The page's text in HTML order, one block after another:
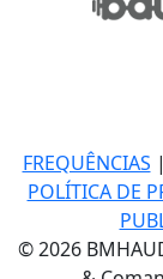
FREQUÊNCIAS |
POLÍTICA DE
© 2026